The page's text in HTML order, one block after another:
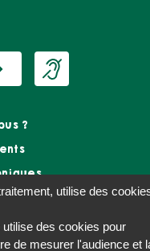
?
utilise des
utilise des cookies pour
de mesurer l'audience et